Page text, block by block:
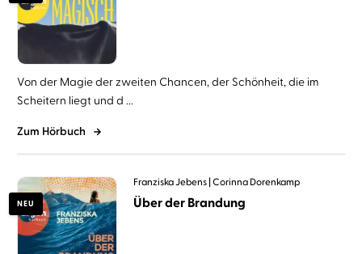
Von der Magie der zweiten Chancen, der Schönheit, die im
Scheitern liegt und d ...
Zum Hörbuch
NEU
Franziska Jebens Corinna Dorenkamp
Über der Brandung